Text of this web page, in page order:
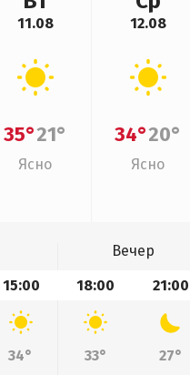
11.08
35°21°
Ясно
12.08
34°20°
Ясно
Вечер
15:00 18:00 21:00
34° 33°
27°